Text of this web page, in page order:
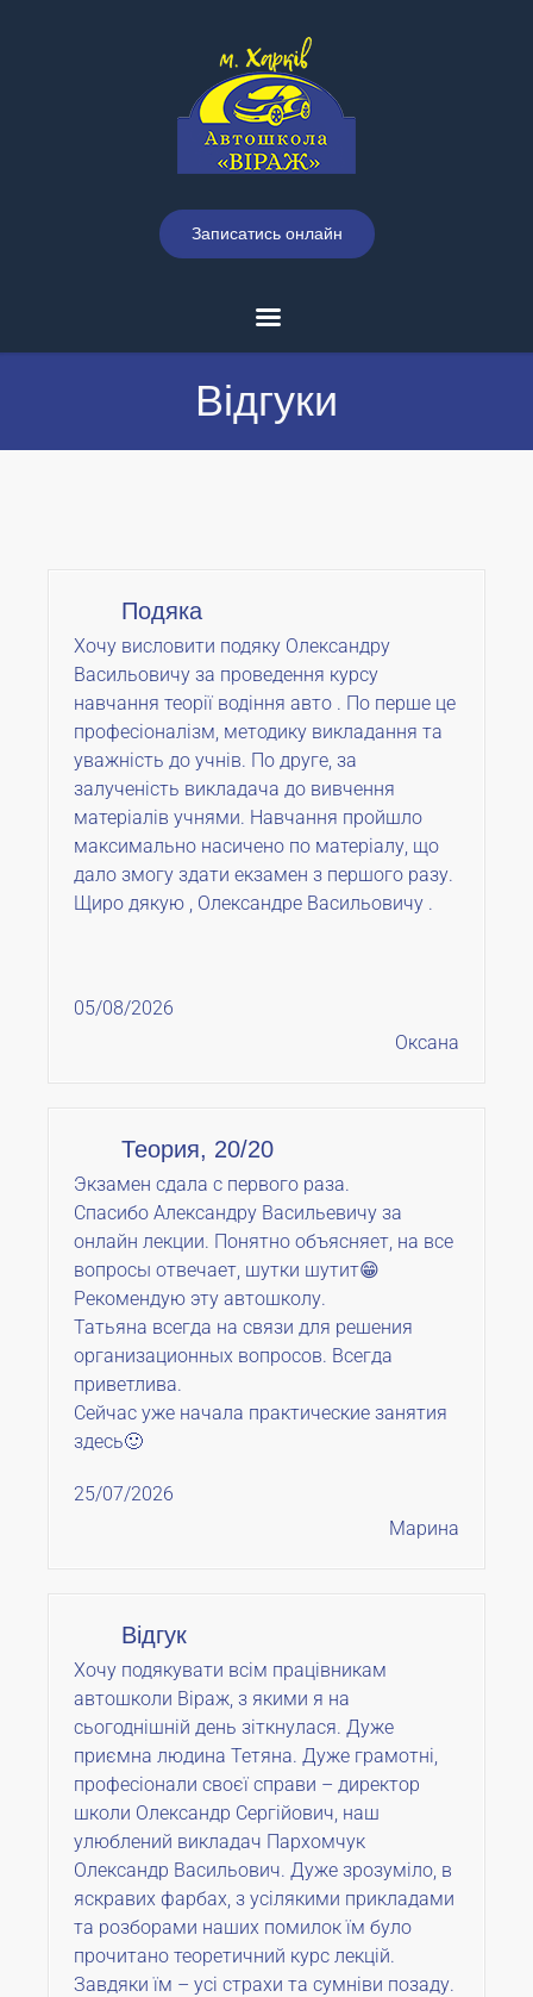
Записатись онлайн
Відгуки
Подяка
Хочу висловити подяку Олександру
Васильовичу за проведення курсу
навчання теорії водіння авто . По перше це
професіоналізм, методику викладання та
уважність до учнів. По друге, за
залученість викладача до вивчення
матеріалів учнями. Навчання пройшло
максимально насичено по матеріалу, що
дало змогу здати екзамен з першого разу.
Щиро дякую , Олександре Васильовичу .
05/08/2026
Оксана
Теория, 20/20
Экзамен сдала с первого раза.
Спасибо Александру Васильевичу за
онлайн лекции. Понятно объясняет, на все
вопросы отвечает, шутки шутит😁
Рекомендую эту автошколу.
Татьяна всегда на связи для решения
организационных вопросов. Всегда
приветлива.
Сейчас уже начала практические занятия
здесь🙂
25/07/2026
Марина
Відгук
Хочу подякувати всім працівникам
автошколи Віраж, з якими я на
сьогоднішній день зіткнулася. Дуже
приємна людина Тетяна. Дуже грамотні,
професіонали своєї справи – директор
школи Олександр Сергійович, наш
улюблений викладач Пархомчук
Олександр Васильович. Дуже зрозуміло, в
яскравих фарбах, з усілякими прикладами
та розборами наших помилок їм було
прочитано теоретичний курс лекцій.
Завдяки їм – усі страхи та сумніви позаду.